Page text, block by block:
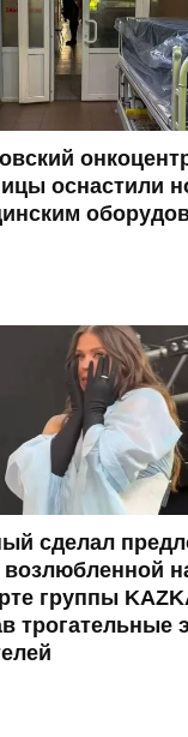
оснастили
сделал
возлюбленной
группы
трогательные